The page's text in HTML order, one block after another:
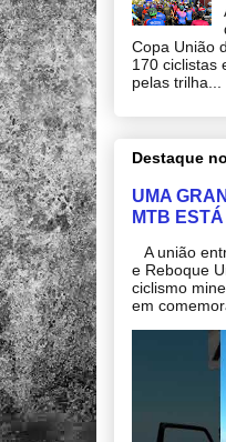
Copa União
170 ciclistas
pelas trilha...
Destaque
UMA
MTB
A união
e Reboque
ciclismo
em